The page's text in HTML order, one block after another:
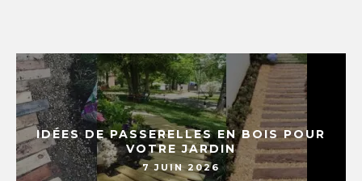
IDÉES DE PASSERELLES EN BOIS POUR
VOTRE JARDIN
7 JUIN 2026